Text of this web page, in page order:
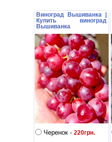
Виноград Вышиванка |
Купить виноград
Вышиванка
Черенок - 220грн.